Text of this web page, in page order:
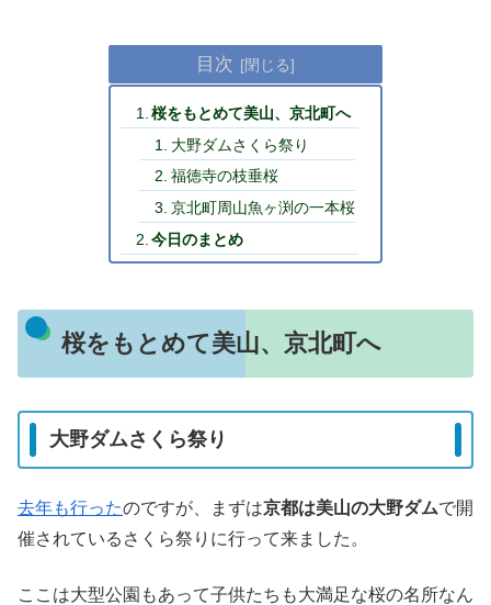
目次
桜をもとめて美山、京北町へ
大野ダムさくら祭り
福徳寺の枝垂桜
京北町周山魚ヶ渕の一本桜
今日のまとめ
桜をもとめて美山、京北町へ
大野ダムさくら祭り
去年も行ったのですが、まずは京都は美山の大野ダムで開
催されているさくら祭りに行って来ました。
ここは大型公園もあって子供たちも大満足な桜の名所なん